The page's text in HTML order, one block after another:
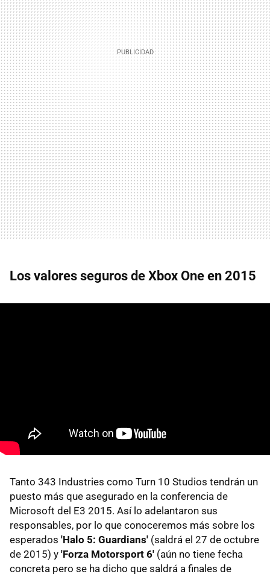
Los valores seguros de Xbox One en 2015
Tanto 343 Industries como Turn 10 Studios tendrán un
puesto más que asegurado en la conferencia de
Microsoft del E3 2015. Así lo adelantaron sus
responsables, por lo que conoceremos más sobre los
esperados 'Halo 5: Guardians' (saldrá el 27 de octubre
de 2015) y 'Forza Motorsport 6' (aún no tiene fecha
concreta pero se ha dicho que saldrá a finales de